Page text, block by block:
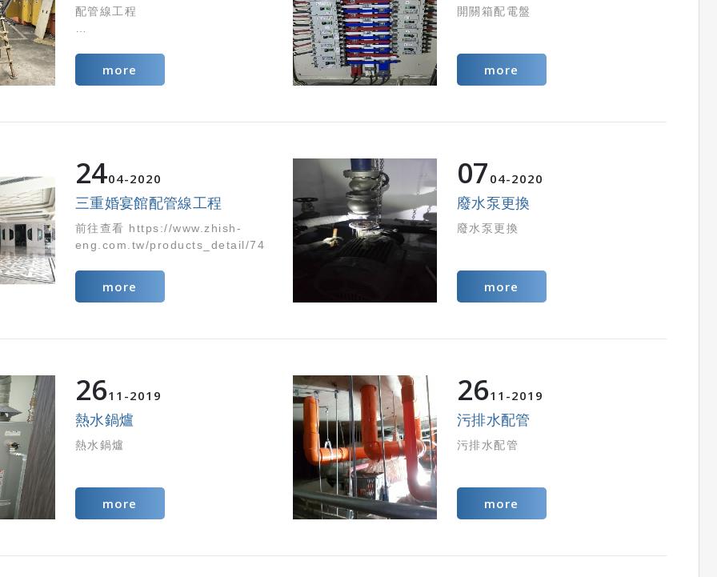
配管線工程
more
開關箱配電盤
more
2404 2020
三重婚宴館配管線工程
前往查看 https://www.zhish-
eng.com.tw/products_detail/74
more
07 04 2020
廢水泵更換
廢水泵更換
more
2611 2019
熱水鍋爐
熱水鍋爐
more
2611 2019
污排水配管
污排水配管
more